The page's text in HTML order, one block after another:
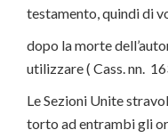
testamento, quindi di
dopo la morte
utilizzare ( Cass. nn.
Le Sezioni Unite
torto ad entrambi gli